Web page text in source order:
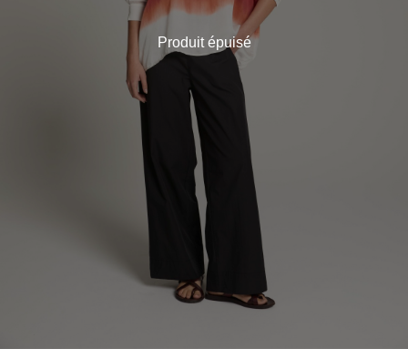
Produit épuisé